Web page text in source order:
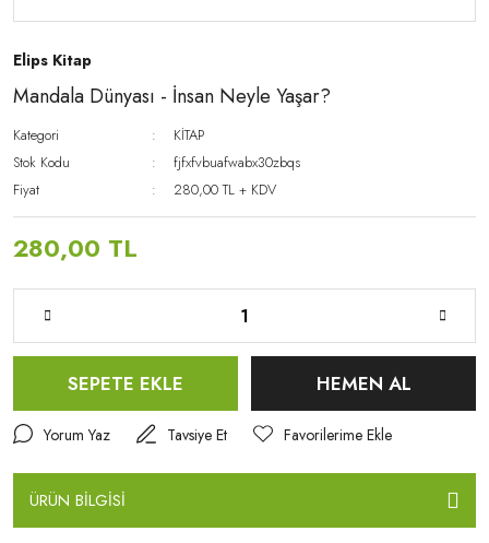
Elips Kitap
Mandala Dünyası - İnsan Neyle Yaşar?
Kategori
KİTAP
Stok Kodu
fjfxfvbuafwabx30zbqs
Fiyat
280,00 TL + KDV
280,00 TL
SEPETE EKLE HEMEN AL
Yorum Yaz Tavsiye Et
ÜRÜN BİLGİSİ